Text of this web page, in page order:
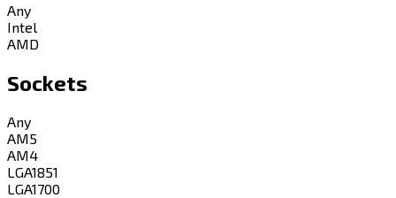
Any
Intel
AMD
Sockets
Any
AM5
AM4
LGA1851
LGA1700